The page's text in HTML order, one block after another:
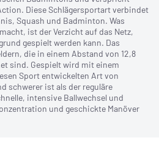
Diese Schlägersportart verbindet
Squash und Badminton. Was
ist der Verzicht auf das Netz,
gespielt werden kann. Das
die in einem Abstand von 12,8
sind. Gespielt wird mit einem
Sport entwickelten Art von
schwerer ist als der reguläre
intensive Ballwechsel und
und geschickte Manöver